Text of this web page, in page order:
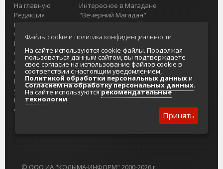
На главную
Редакция
портала
О проекте
Реклама на
портале
Отзывы и
предложения
Интернет-
услуги
Разработка
сайтов
Интересное в Магадане
"Вечерний Магадан"
Городская доска объявлений
Реклама
Главный туристический портал
Колымы
Политика в отношении обработки
персональных данных
Согласие на обработку персональных
данных
© ООО ИА "КОЛЫМА-ИНФОРМ" 2000-2026 г.
Файлы cookie и политика конфиденциальности.
На сайте используются cookie-файлы. Продолжая
пользоваться данным сайтом, вы подтверждаете
свое согласие на использование файлов cookie в
соответствии с настоящим уведомлением,
Политикой обработки персональных данныхи
Согласием на обработку персональных данных.
На сайте используютсярекомендательные
технологии.
Принять